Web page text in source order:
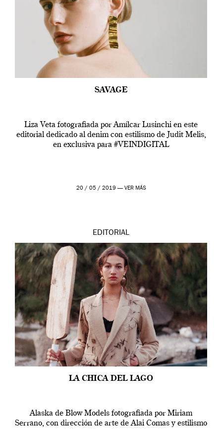
SAVAGE
Liza Veta fotografiada por Amílcar Lusinchi en este
editorial dedicado al denim con estilismo de Judit Melis,
en exclusiva para #VEINDIGITAL
20 / 05 / 2019 — VER MÁS
EDITORIAL
LA CHICA DEL LAGO
Alaska de Blow Models fotografiada por Miriam
Serrano, con dirección de arte de Alai Comas y estilismo